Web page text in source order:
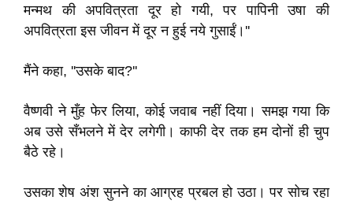
मन्मथ की अपवित्रता दूर हो गयी, पर पापिनी उषा की
अपवित्रता इस जीवन में दूर न हुई नये गुसाईं।''
मैंने कहा, ''उसके बाद?''
वैष्णवी ने मुँह फेर लिया, कोई जवाब नहीं दिया। समझ गया कि
अब उसे सँभलने में देर लगेगी। काफी देर तक हम दोनों ही चुप
बैठे रहे।
उसका शेष अंश सुनने का आग्रह प्रबल हो उठा। पर सोच रहा